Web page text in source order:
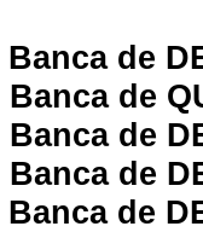
Banca de
Banca de
Banca de
Banca de
Banca de